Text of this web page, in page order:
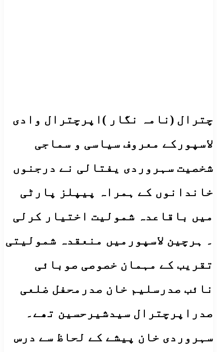
چترال (نامہ نگار )اپرچترال وادی
لاسپورکے معروف سیاسی و سماجی
شخصیت سہروردی یفتالی نے درجنوں
خاندانوں کے ہمراہ پیپلز پارٹی
میں باقاعدہ شمولیت اختیار کرلی
۔ ہرچین لاسپورمیں منعقدہ شمولیتی
تقریب کے مہمان خصوصی صوبائی
نائب صدرسلیم خان صدرمحفل ضلعی
صدراپرچترال سیدشیرحسین تھے۔
سہروردی خان پیشے کے لحاظ سے درس